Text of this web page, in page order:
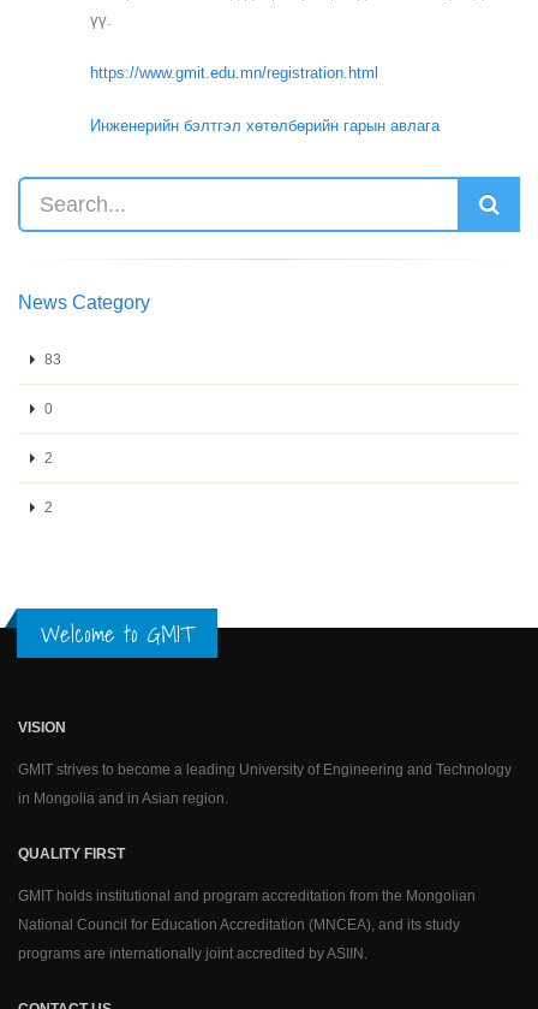
үү.
https://www.gmit.edu.mn/registration.html
Инженерийн бэлтгэл хөтөлбөрийн гарын авлага
News Category
83
0
2
2
Welcome to GMIT
VISION
GMIT strives to become a leading University of Engineering and Technology
in Mongolia and in Asian region.
QUALITY FIRST
GMIT holds institutional and program accreditation from the Mongolian
National Council for Education Accreditation (MNCEA), and its study
programs are internationally joint accredited by ASIIN.